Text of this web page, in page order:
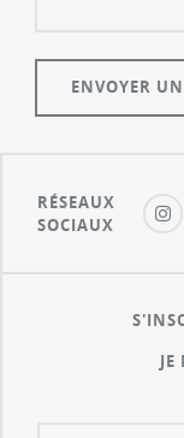
RÉSEAUX
SOCIAUX
JE